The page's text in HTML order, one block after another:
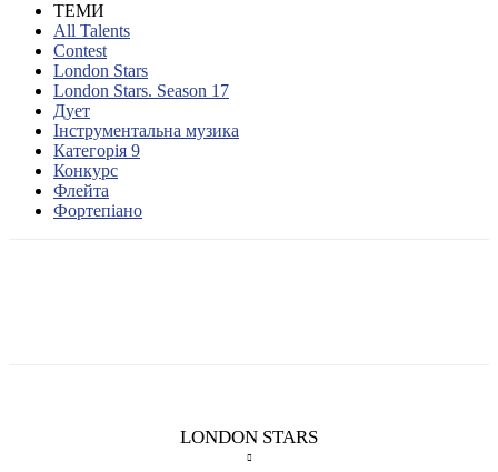
ТЕМИ
All Talents
Contest
London Stars
London Stars. Season 17
Дует
Інструментальна музика
Категорія 9
Конкурс
Флейта
Фортепіано
LONDON STARS